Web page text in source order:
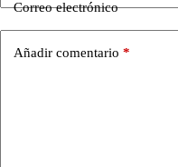
Correo electrónico
Añadir comentario *